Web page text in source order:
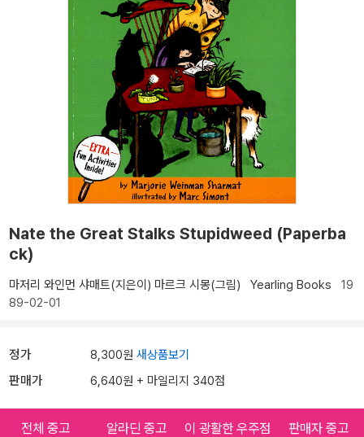
Nate the Great Stalks Stupidweed (Paperba
ck)
마저리 와인먼 샤매트(지은이) 마르크 시몽(그림) Yearling Books 19
89-02-01
정가 8,300원 새상품보기
판매가 6,640원 + 마일리지 340점
전체 중고 알라딘 중고 이 광활한 우주점 판매자 중고